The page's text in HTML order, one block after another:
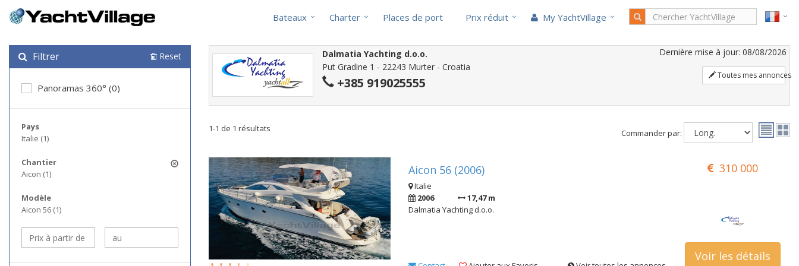
Bateaux Charter Places de port Prix réduit My YachtVillage
Filtrer Reset
Panoramas 360° (0)
Pays
Italie (1)
Chantier
Aicon (1)
Modèle
Aicon 56 (1)
Dalmatia Yachting d.o.o.
Put Gradine 1 - 22243 Murter - Croatia
+385 919025555 Toutes mes annonces
Dernière mise à jour: 08/08/2026
1-1 de 1 résultats Commander par:
Aicon 56 (2006) 310 000
Italie
2006
17,47 m
Dalmatia Yachting d.o.o.
Voir les détails